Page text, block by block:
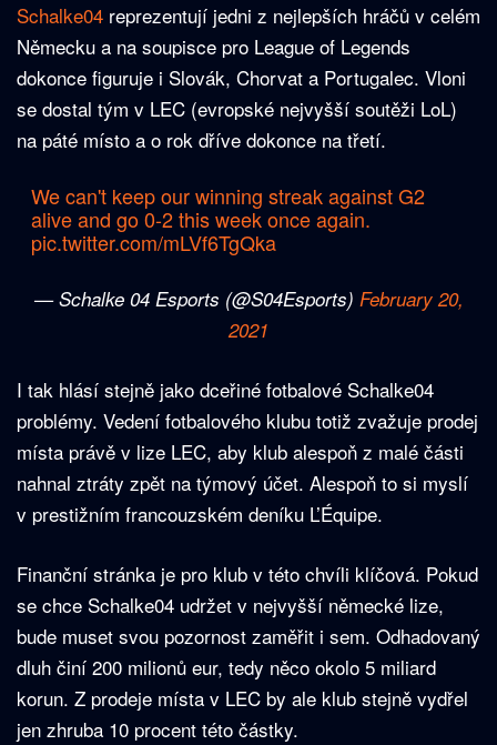
Schalke04 reprezentují jedni z nejlepších hráčů v celém
Německu a na soupisce pro League of Legends
dokonce figuruje i Slovák, Chorvat a Portugalec. Vloni
se dostal tým v LEC (evropské nejvyšší soutěži LoL)
na páté místo a o rok dříve dokonce na třetí.
We can't keep our winning streak against G2
alive and go 0-2 this week once again.
pic.twitter.com/mLVf6TgQka
— Schalke 04 Esports (@S04Esports) February 20,
2021
I tak hlásí stejně jako dceřiné fotbalové Schalke04
problémy. Vedení fotbalového klubu totiž zvažuje prodej
místa právě v lize LEC, aby klub alespoň z malé části
nahnal ztráty zpět na týmový účet. Alespoň to si myslí
v prestižním francouzském deníku L’Équipe.
Finanční stránka je pro klub v této chvíli klíčová. Pokud
se chce Schalke04 udržet v nejvyšší německé lize,
bude muset svou pozornost zaměřit i sem. Odhadovaný
dluh činí 200 milionů eur, tedy něco okolo 5 miliard
korun. Z prodeje místa v LEC by ale klub stejně vydřel
jen zhruba 10 procent této částky.